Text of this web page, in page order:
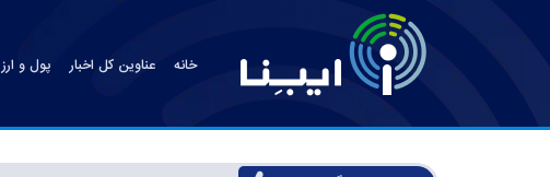
خانه عناوین کل اخبار پول و ارز